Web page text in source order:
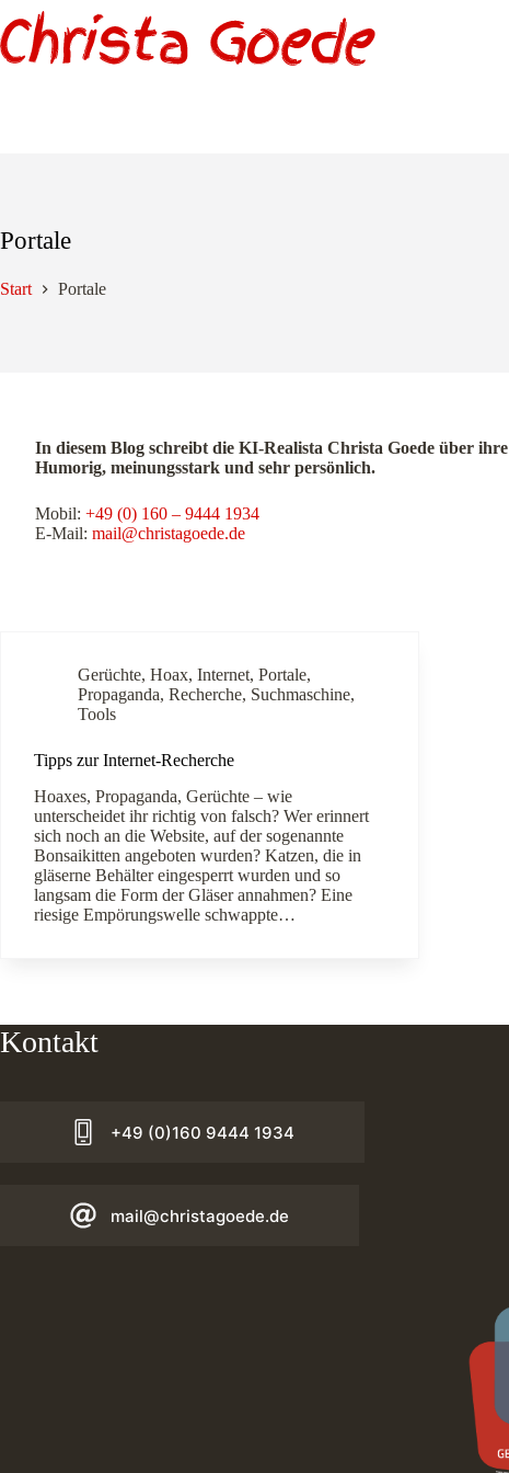
Inhalt
springen
Portale
Start Portale
In diesem Blog schreibt die KI-Realista Christa Goede über
Humorig, meinungsstark und sehr persönlich.
Mobil: +49 (0) 160 – 9444 1934
E-Mail: mail@christagoede.de
Gerüchte, Hoax, Internet, Portale,
Propaganda, Recherche, Suchmaschine,
Tools
Tipps zur Internet-Recherche
Hoaxes, Propaganda, Gerüchte – wie
unterscheidet ihr richtig von falsch? Wer erinnert
sich noch an die Website, auf der sogenannte
Bonsaikitten angeboten wurden? Katzen, die in
gläserne Behälter eingesperrt wurden und so
langsam die Form der Gläser annahmen? Eine
riesige Empörungswelle schwappte…
Kontakt
+49 (0)160 9444 1934
mail@christagoede.de